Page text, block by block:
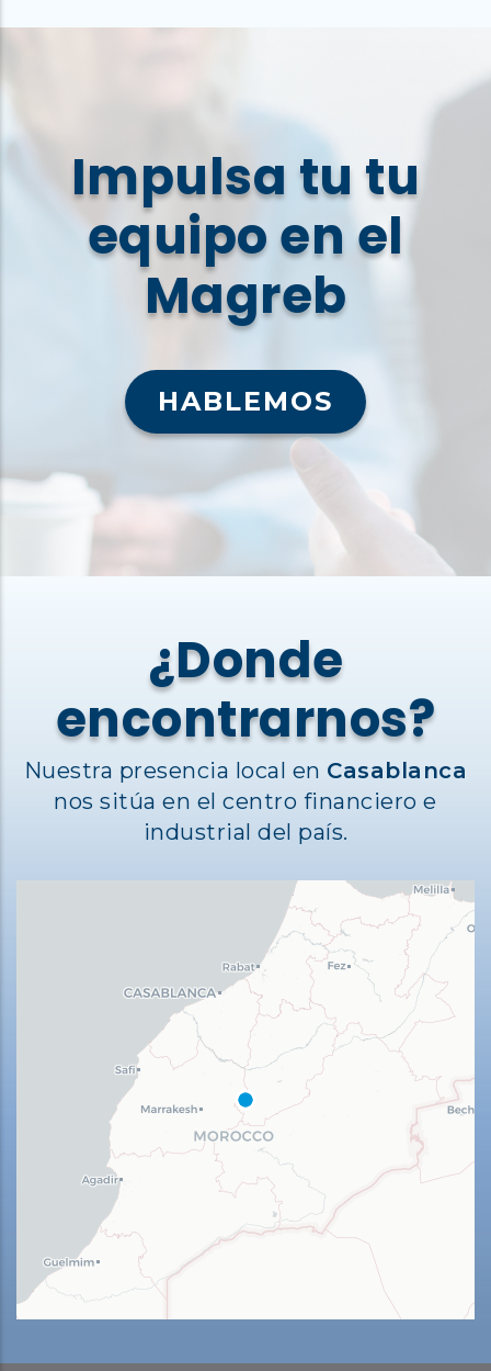
Impulsa tu tu
equipo en el
Magreb
HABLEMOS
¿Donde
encontrarnos?
Nuestra presencia local en Casablanca
nos sitúa en el centro financiero e
industrial del país.